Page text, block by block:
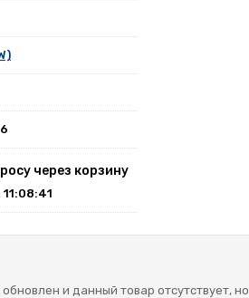
через корзину
11:08:41
и данный товар отсутствует, но